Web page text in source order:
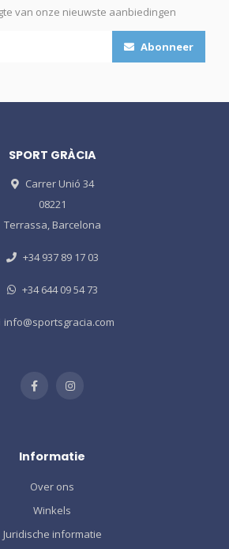
van onze nieuwste aanbiedingen
Abonneer
SPORT GRÀCIA
Carrer Unió 34
08221
Terrassa, Barcelona
+34 937 89 17 03
+34 644 09 54 73
info@sportsgracia.com
Informatie
Over ons
Winkels
Juridische informatie